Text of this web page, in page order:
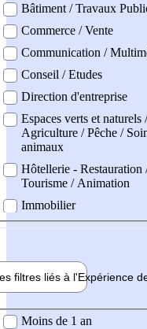
Bâtiment / Travaux
Commerce / Vente
Communication /
Conseil / Etudes
Direction d'entreprise
Espaces verts et naturels /
Agriculture / Pêche /
animaux
Hôtellerie - Restauration
Tourisme / Animation
Immobilier
filtres liés à l'Expérience
demandée
Moins de 1 an